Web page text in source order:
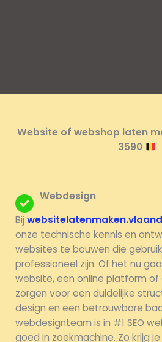
Website of webshop laten
3590
Webdesign
Bij
onze technische kennis en
websites te bouwen die
professioneel zijn. Of het nu
website, een online platform of
zorgen voor een duidelijke
design en een betrouwbare
webdesignteam is in #1 SEO
goed in zoekmachine. Zo krijg